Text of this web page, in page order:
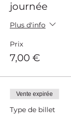
journée
Plus d'info
Prix
7,00 €
Vente expirée
Type de billet